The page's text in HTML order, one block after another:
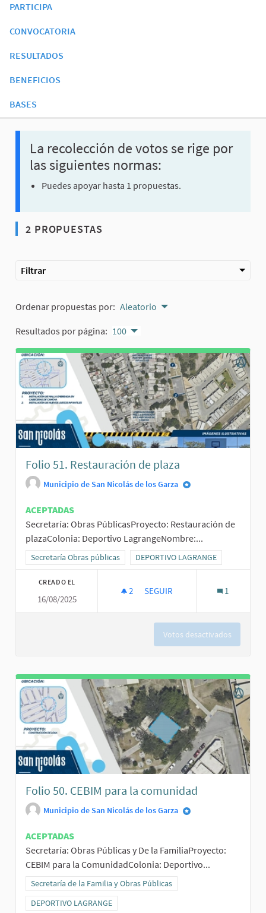
PARTICIPA
CONVOCATORIA
RESULTADOS
BENEFICIOS
BASES
La recolección de votos se rige por
las siguientes normas:
Puedes apoyar hasta 1 propuestas.
2 PROPUESTAS
Filtrar
Ordenar propuestas por: Aleatorio
Resultados por página: 100
Folio 51. Restauración de plaza
Municipio de San Nicolás de los Garza
ACEPTADAS
Secretaría: Obras PúblicasProyecto: Restauración de
plazaColonia: Deportivo LagrangeNombre:...
Resultados al filtrar por la categoría: Secretaría Obras públicas
Secretaría Obras públicas Resultados al filtrar por el ámbito:
DEPORTIVO LAGRANGE
CREADO EL
16/08/2025
2 2 SEGUIDORAS
SEGUIR 1
Votos desactivados
Folio 50. CEBIM para la comunidad
Municipio de San Nicolás de los Garza
ACEPTADAS
Secretaría: Obras Públicas y De la FamiliaProyecto:
CEBIM para la ComunidadColonia: Deportivo...
Resultados al filtrar por la categoría: Secretaría de la Familia y
Secretaría de la Familia y Obras Públicas
Resultados al filtrar por el ámbito: DEPORTIVO LAGRANGE
DEPORTIVO LAGRANGE